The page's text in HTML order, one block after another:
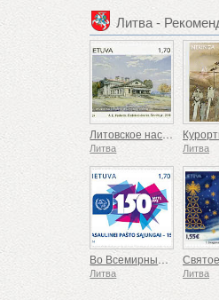
Литва -
Литовское наследие, поместья
Литва Литва
Во Всемирный почтовый союз - 150
Литва Литва